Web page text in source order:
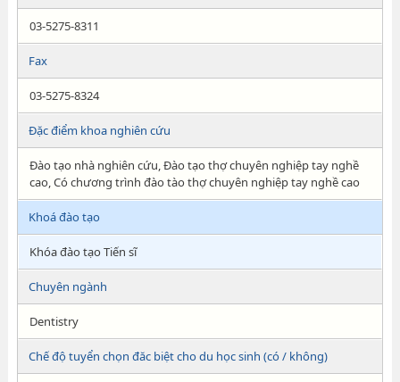
03-5275-8311
Fax
03-5275-8324
Đặc điểm khoa nghiên cứu
Đào tạo nhà nghiên cứu, Đào tạo thợ chuyên nghiệp tay nghề
cao, Có chương trình đào tào thợ chuyên nghiệp tay nghề cao
Khoá đào tạo
Khóa đào tạo Tiến sĩ
Chuyên ngành
Dentistry
Chế độ tuyển chọn đăc biệt cho du học sinh (có / không)